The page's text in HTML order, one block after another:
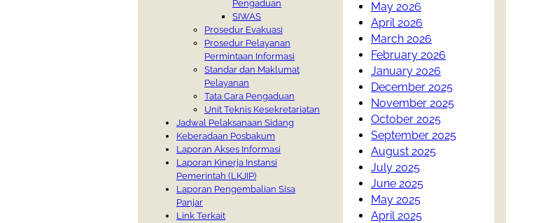
Pengaduan
SIWAS
Prosedur Evakuasi
Prosedur Pelayanan
Permintaan Informasi
Standar dan Maklumat
Pelayanan
Tata Cara Pengaduan
Unit Teknis Kesekretariatan
Jadwal Pelaksanaan Sidang
Keberadaan Posbakum
Laporan Akses Informasi
Laporan Kinerja Instansi
Pemerintah (LKJIP)
Laporan Pengembalian Sisa
Panjar
Link Terkait
May 2026
April 2026
March 2026
February 2026
January 2026
December 2025
November 2025
October 2025
September 2025
August 2025
July 2025
June 2025
May 2025
April 2025